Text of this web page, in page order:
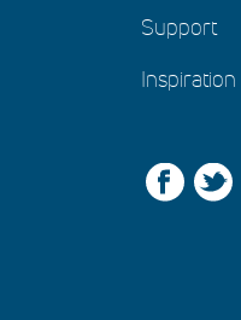
Support
Inspiration